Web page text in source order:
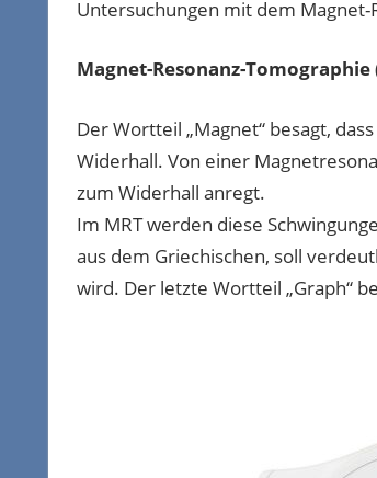
Untersuchungen mit dem
Magnet-Resonanz-
Der Wortteil „Magnet“ besagt,
Widerhall. Von einer
zum Widerhall anregt.
Im MRT werden diese
aus dem Griechischen, soll
wird. Der letzte Wortteil „Graph“